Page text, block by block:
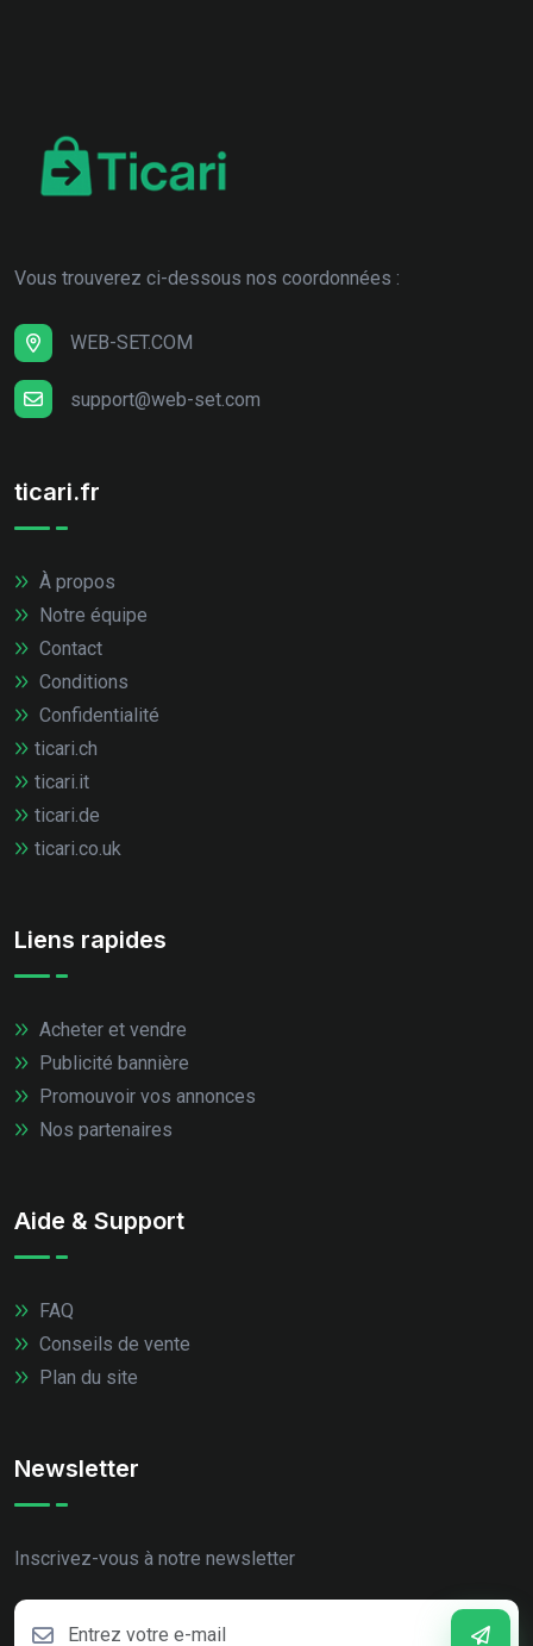
Vous trouverez ci-dessous nos coordonnées :
WEB-SET.COM
support@web-set.com
ticari.fr
À propos
Notre équipe
Contact
Conditions
Confidentialité
ticari.ch
ticari.it
ticari.de
ticari.co.uk
Liens rapides
Acheter et vendre
Publicité bannière
Promouvoir vos annonces
Nos partenaires
Aide & Support
FAQ
Conseils de vente
Plan du site
Newsletter
Inscrivez-vous à notre newsletter